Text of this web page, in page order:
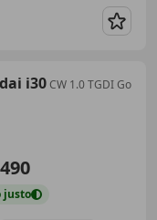
i30CW 1.0 TGDI Go
justo